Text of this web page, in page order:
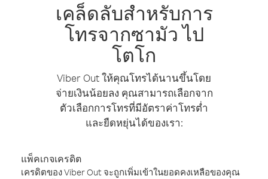
เคล็ดลับสำหรับการ
โทรจากซามัว ไป
โตโก
Viber Out ให้คุณโทรได้นานขึ้นโดย
จ่ายเงินน้อยลง คุณสามารถเลือกจาก
ตัวเลือกการโทรที่มีอัตราค่าโทรต่ำ
และยืดหยุ่นได้ของเรา:
แพ็คเกจเครดิต
เครดิตของ Viber Out จะถูกเพิ่มเข้าในยอดคงเหลือของคุณ